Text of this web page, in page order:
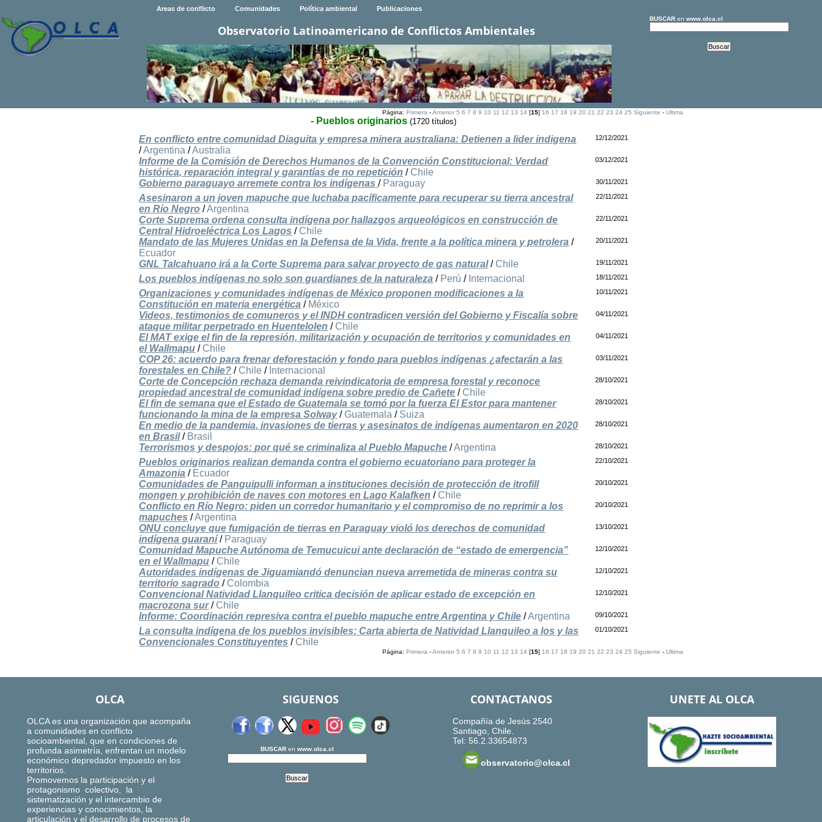
Areas de conflicto Comunidades Política ambiental Publicaciones
Observatorio Latinoamericano de Conflictos Ambientales
BUSCARen www.olca.cl
Página: Primera-Anterior 5 6 7 8 9 10 11 12 13 14[15] 16 17 18 19 20 21 22 23 24 25 Siguiente - Ultima
- Pueblos originarios (1720 títulos)
En conflicto entre comunidad Diaguita y empresa minera australiana: Detienen a lider indigena
/Argentina /Australia
12/12/2021
Informe de la Comisión de Derechos Humanos de la Convención Constitucional: Verdad
histórica, reparación integral y garantías de no repetición / Chile
03/12/2021
Gobierno paraguayo arremete contra los indígenas/ Paraguay 30/11/2021
Asesinaron a un joven mapuche que luchaba pacíficamente para recuperar su tierra ancestral
en Río Negro /Argentina
22/11/2021
Corte Suprema ordena consulta indígena por hallazgos arqueológicos en construcción de
Central Hidroeléctrica Los Lagos / Chile
22/11/2021
Mandato de las Mujeres Unidas en la Defensa de la Vida, frente a la política minera y petrolera /
Ecuador
20/11/2021
GNL Talcahuano irá a la Corte Suprema para salvar proyecto de gas natural/ Chile 19/11/2021
Los pueblos indígenas no solo son guardianes de la naturaleza / Perú / Internacional 18/11/2021
Organizaciones y comunidades indígenas de México proponen modificaciones a la
Constitución en materia energética / México
10/11/2021
Videos, testimonios de comuneros y el INDH contradicen versión del Gobierno y Fiscalía sobre
ataque militar perpetrado en Huentelolen / Chile
04/11/2021
El MAT exige el fin de la represión, militarización y ocupación de territorios y comunidades en
el Wallmapu / Chile
04/11/2021
COP 26: acuerdo para frenar deforestación y fondo para pueblos indígenas ¿afectarán a las
forestales en Chile? / Chile / Internacional
03/11/2021
Corte de Concepción rechaza demanda reivindicatoria de empresa forestal y reconoce
propiedad ancestral de comunidad indígena sobre predio de Cañete / Chile
28/10/2021
El fin de semana que el Estado de Guatemala se tomó por la fuerza El Estor para mantener
funcionando la mina de la empresa Solway/ Guatemala / Suiza
28/10/2021
En medio de la pandemia, invasiones de tierras y asesinatos de indígenas aumentaron en 2020
en Brasil/ Brasil
28/10/2021
Terrorismos y despojos: por qué se criminaliza al Pueblo Mapuche /Argentina 28/10/2021
Pueblos originarios realizan demanda contra el gobierno ecuatoriano para proteger la
Amazonia / Ecuador
22/10/2021
Comunidades de Panguipulli informan a instituciones decisión de protección de itrofill
mongen y prohibición de naves con motores en Lago Kalafken / Chile
20/10/2021
Conflicto en Río Negro: piden un corredor humanitario y el compromiso de no reprimir a los
mapuches /Argentina
20/10/2021
ONU concluye que fumigación de tierras en Paraguay violó los derechos de comunidad
indígena guaraní/ Paraguay
13/10/2021
Comunidad Mapuche Autónoma de Temucuicui ante declaración de “estado de emergencia”
en el Wallmapu / Chile
12/10/2021
Autoridades indígenas de Jiguamiandó denuncian nueva arremetida de mineras contra su
territorio sagrado / Colombia
12/10/2021
Convencional Natividad Llanquileo critica decisión de aplicar estado de excepción en
macrozona sur/ Chile
12/10/2021
Informe: Coordinación represiva contra el pueblo mapuche entre Argentina y Chile /Argentina 09/10/2021
La consulta indígena de los pueblos invisibles: Carta abierta de Natividad Llanquileo a los y las
Convencionales Constituyentes / Chile
01/10/2021
Página: Primera-Anterior 5 6 7 8 9 10 11 12 13 14[15] 16 17 18 19 20 21 22 23 24 25 Siguiente - Ultima
OLCA
OLCA es una organización que acompaña
a comunidades en conflicto
socioambiental, que en condiciones de
profunda asimetría, enfrentan un modelo
económico depredador impuesto en los
territorios.
Promovemos la participación y el
protagonismo colectivo, la
sistematización y el intercambio de
experiencias y conocimientos, la
articulación y el desarrollo de procesos de
SIGUENOS
BUSCARen www.olca.cl
CONTACTANOS
Compañía de Jesús 2540
Santiago, Chile.
Tel: 56.2.33654873
observatorio@olca.cl
UNETE AL OLCA